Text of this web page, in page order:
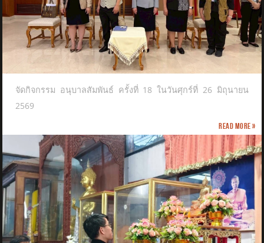
จัดกิจกรรม อนุบาลสัมพันธ์ ครั้งที่ 18 ในวันศุกร์ที่ 26 มิถุนายน
2569
Read more »